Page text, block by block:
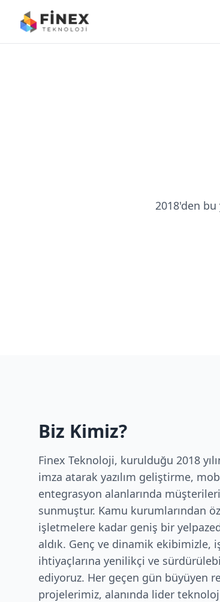
2018'den
Biz Kimiz?
Finex Teknoloji, kurulduğu 2018
imza atarak yazılım geliştirme,
entegrasyon alanlarında
sunmuştur. Kamu kurumlarından
işletmelere kadar geniş bir
aldık. Genç ve dinamik ekibimizle,
ihtiyaçlarına yenilikçi ve
ediyoruz. Her geçen gün büyüyen
projelerimiz, alanında lider